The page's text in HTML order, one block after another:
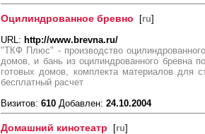
Оцилиндрованное бревно [ru]
URL: http://www.brevna.ru/
"ТКФ Плюс" - производство
домов, и бань из оцилиндрованного бревна
готовых домов, комплекта материалов для
бесплатный расчет
Визитов: 610 Добавлен: 24.10.2004
Домашний кинотеатр [ru]